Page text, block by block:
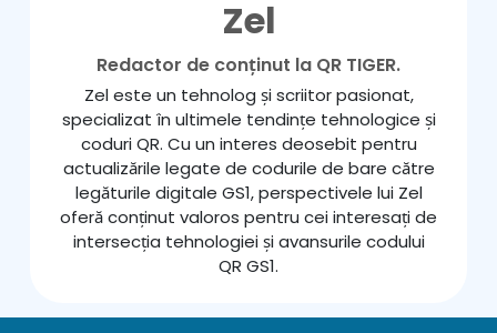
Zel
Redactor de conținut la QR TIGER.
Zel este un tehnolog și scriitor pasionat,
specializat în ultimele tendințe tehnologice și
coduri QR. Cu un interes deosebit pentru
actualizările legate de codurile de bare către
legăturile digitale GS1, perspectivele lui Zel
oferă conținut valoros pentru cei interesați de
intersecția tehnologiei și avansurile codului
QR GS1.